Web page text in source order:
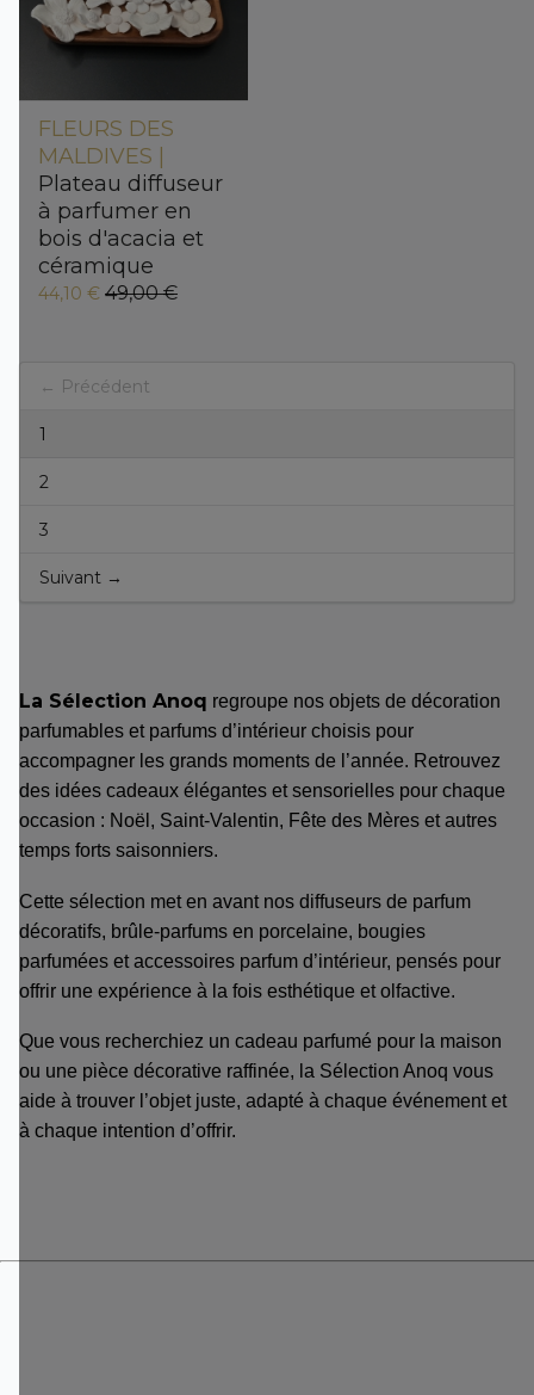
FLEURS DES
MALDIVES |
Plateau diffuseur
à parfumer en
bois d'acacia et
céramique
44,10 € 49,00 €
← Précédent
1
2
3
Suivant →
La Sélection Anoq regroupe nos objets de décoration
parfumables et parfums d’intérieur choisis pour
accompagner les grands moments de l’année. Retrouvez
des idées cadeaux élégantes et sensorielles pour chaque
occasion : Noël, Saint-Valentin, Fête des Mères et autres
temps forts saisonniers.
Cette sélection met en avant nos diffuseurs de parfum
décoratifs, brûle-parfums en porcelaine, bougies
parfumées et accessoires parfum d’intérieur, pensés pour
offrir une expérience à la fois esthétique et olfactive.
Que vous recherchiez un cadeau parfumé pour la maison
ou une pièce décorative raffinée, la Sélection Anoq vous
aide à trouver l’objet juste, adapté à chaque événement et
à chaque intention d’offrir.